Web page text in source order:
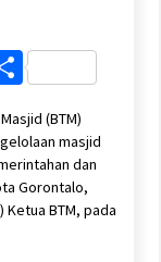
Share
(BTM)
masjid
dan
Gorontalo,
Ketua BTM, pada